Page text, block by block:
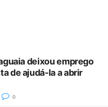
deixou emprego
de ajudá-la a abrir
0